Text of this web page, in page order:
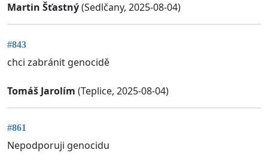
Martin Šťastný(Sedlčany, 2025-08-04)
#843
chci zabránit genocidě
Tomáš Jarolím (Teplice, 2025-08-04)
#861
Nepodporuji genocidu